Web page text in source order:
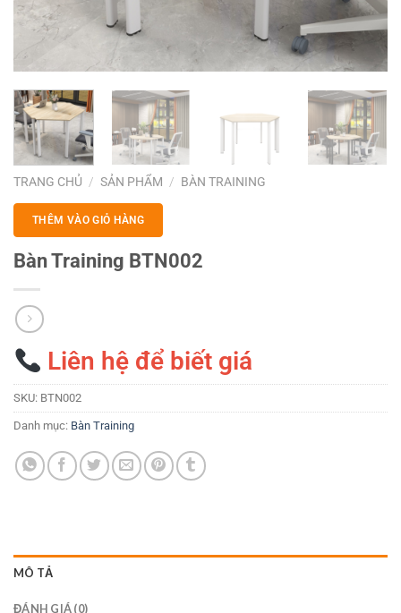
TRANG CHỦ / SẢN PHẨM / BÀN TRAINING
THÊM VÀO GIỎ HÀNG
Bàn Training BTN002
Liên hệ để biết giá
SKU: BTN002
Danh mục: Bàn Training
MÔ TẢ
ĐÁNH GIÁ (0)